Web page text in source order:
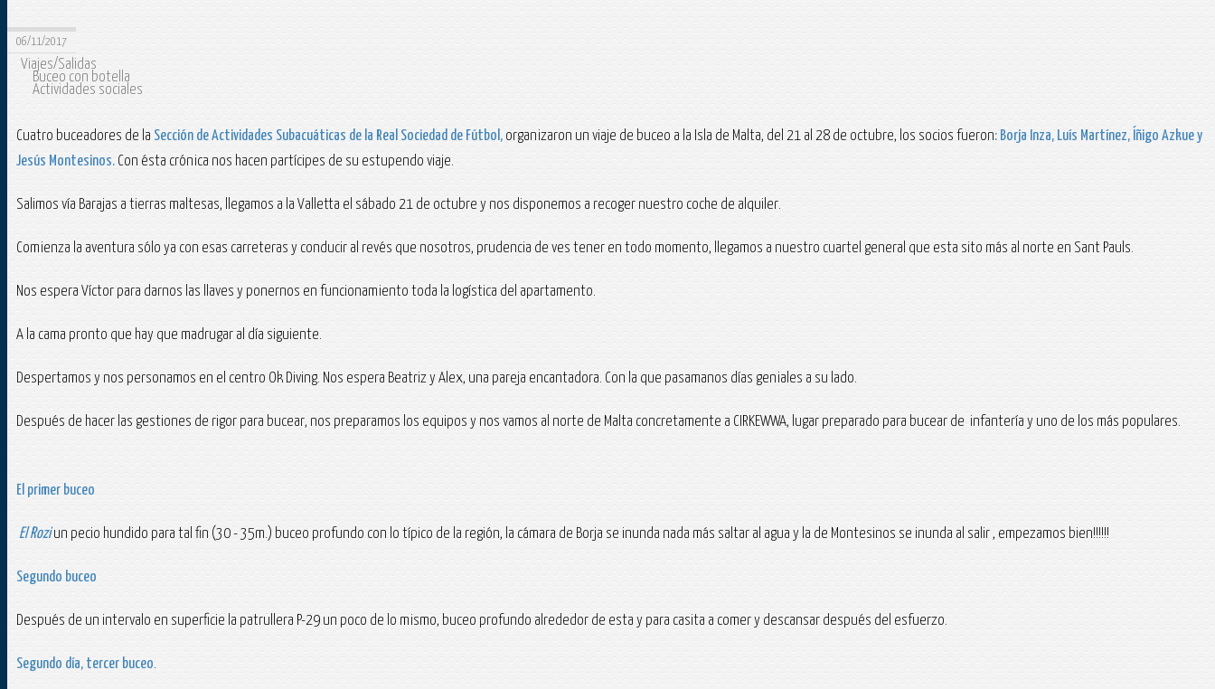
06/11/2017
Viajes/Salidas
Buceo con botella
Actividades sociales
Cuatro buceadores de la Sección de Actividades Subacuáticas de la Real Sociedad de Fútbol, organizaron un viaje de buceo a la Isla de Malta, del 21 al 28 de octubre, los socios fueron: Borja Inza, Luís Martínez, Íñigo Azkuey
Jesús Montesinos. Con ésta crónica nos hacen partícipes de su estupendo viaje.
Salimos vía Barajas a tierras maltesas, llegamos a la Valletta el sábado 21 de octubre y nos disponemos a recoger nuestro coche de alquiler.
Comienza la aventura sólo ya con esas carreteras y conducir al revés que nosotros, prudencia de ves tener en todo momento, llegamos a nuestro cuartel general que esta sito más al norte en Sant Pauls.
Nos espera Víctor para darnos las llaves y ponernos en funcionamiento toda la logística del apartamento.
A la cama pronto que hay que madrugar al día siguiente.
Despertamos y nos personamos en el centro Ok Diving. Nos espera Beatriz y Alex, una pareja encantadora. Con la que pasamanos días geniales a su lado.
Después de hacer las gestiones de rigor para bucear, nos preparamos los equipos y nos vamos al norte de Malta concretamente a CIRKEWWA, lugar preparado para bucear de infantería y uno de los más populares.
El primer buceo
El Roziun pecio hundido para tal fin (30 - 35m.) buceo profundo con lo típico de la región, la cámara de Borja se inunda nada más saltar al agua y la de Montesinos se inunda al salir , empezamos bien!!!!!!
Segundo buceo
Después de un intervalo en superficie la patrullera P-29 un poco de lo mismo, buceo profundo alrededor de esta y para casita a comer y descansar después del esfuerzo.
Segundo día, tercer buceo.